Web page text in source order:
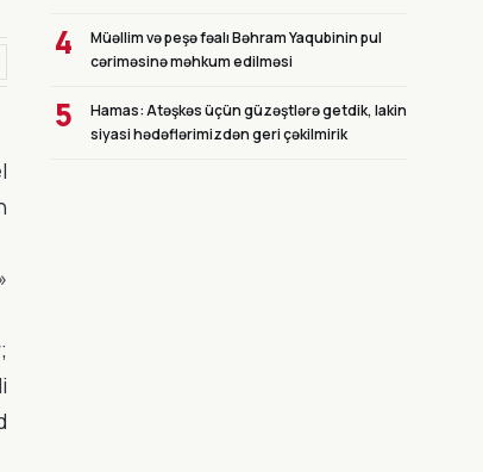
4
Müəllim və peşə fəalı Bəhram Yaqubinin pul
cəriməsinə məhkum edilməsi
5
Hamas: Atəşkəs üçün güzəştlərə getdik, lakin
siyasi hədəflərimizdən geri çəkilmirik